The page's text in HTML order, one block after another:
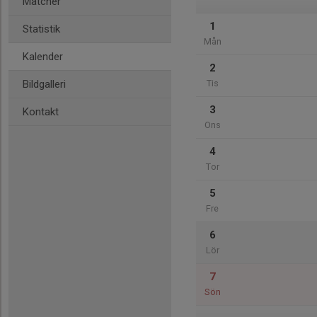
Statistik
Kalender
Bildgalleri
Kontakt
1
Mån
2
Tis
3
Ons
4
Tor
5
Fre
6
Lör
7
Sön